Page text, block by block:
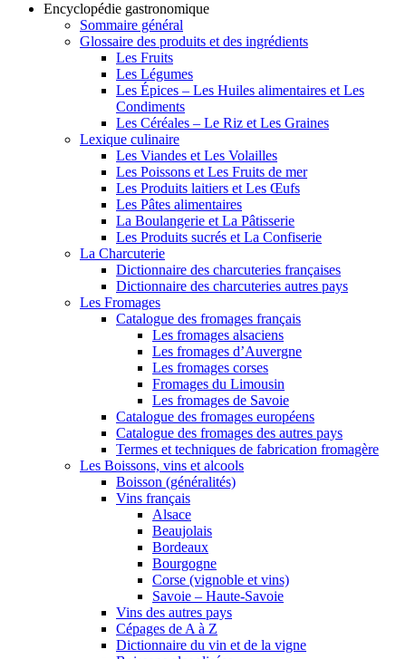
Encyclopédie gastronomique
Sommaire général
Glossaire des produits et des ingrédients
Les Fruits
Les Légumes
Les Épices – Les Huiles alimentaires et Les
Condiments
Les Céréales – Le Riz et Les Graines
Lexique culinaire
Les Viandes et Les Volailles
Les Poissons et Les Fruits de mer
Les Produits laitiers et Les Œufs
Les Pâtes alimentaires
La Boulangerie et La Pâtisserie
Les Produits sucrés et La Confiserie
La Charcuterie
Dictionnaire des charcuteries françaises
Dictionnaire des charcuteries autres pays
Les Fromages
Catalogue des fromages français
Les fromages alsaciens
Les fromages d’Auvergne
Les fromages corses
Fromages du Limousin
Les fromages de Savoie
Catalogue des fromages européens
Catalogue des fromages des autres pays
Termes et techniques de fabrication fromagère
Les Boissons, vins et alcools
Boisson (généralités)
Vins français
Alsace
Beaujolais
Bordeaux
Bourgogne
Corse (vignoble et vins)
Savoie – Haute-Savoie
Vins des autres pays
Cépages de A à Z
Dictionnaire du vin et de la vigne